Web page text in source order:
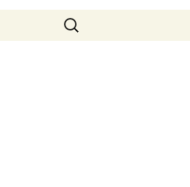
Αναζήτηση
για: